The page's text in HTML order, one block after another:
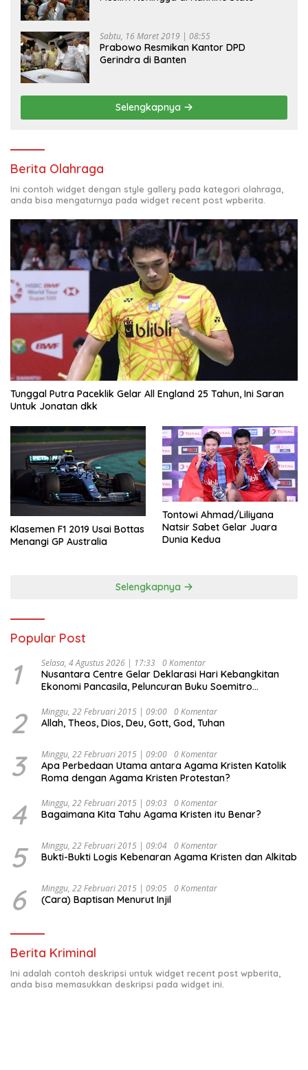
Sabtu, 16 Maret 2019 | 08:55
Prabowo Resmikan Kantor DPD
Gerindra di Banten
Selengkapnya
Berita Olahraga
Ini contoh widget dengan style gallery pada kategori olahraga,
anda bisa mengaturnya pada widget recent post wpberita.
Tunggal Putra Paceklik Gelar All England 25 Tahun, Ini Saran
Untuk Jonatan dkk
Klasemen F1 2019 Usai Bottas
Menangi GP Australia
Tontowi Ahmad/Liliyana
Natsir Sabet Gelar Juara
Dunia Kedua
Selengkapnya
Popular Post
1 Selasa, 4 Agustus 2026 | 17:33 0 Komentar
Nusantara Centre Gelar Deklarasi Hari Kebangkitan
Ekonomi Pancasila, Peluncuran Buku Soemitro
Ekonomi Politik Indonesia) & Simposium Nasional
“Urgensi Undang-Undang Perekonomian Nasional dan
Indonesia Emas 2045”,
2 Minggu, 22 Februari 2015 | 09:00 0 Komentar
Allah, Theos, Dios, Deu, Gott, God, Tuhan
3 Minggu, 22 Februari 2015 | 09:00 0 Komentar
Apa Perbedaan Utama antara Agama Kristen Katolik
Roma dengan Agama Kristen Protestan?
4 Minggu, 22 Februari 2015 | 09:03 0 Komentar
Bagaimana Kita Tahu Agama Kristen itu Benar?
5 Minggu, 22 Februari 2015 | 09:04 0 Komentar
Bukti-Bukti Logis Kebenaran Agama Kristen dan Alkitab
6 Minggu, 22 Februari 2015 | 09:05 0 Komentar
(Cara) Baptisan Menurut Injil
Berita Kriminal
Ini adalah contoh deskripsi untuk widget recent post wpberita,
anda bisa memasukkan deskripsi pada widget ini.